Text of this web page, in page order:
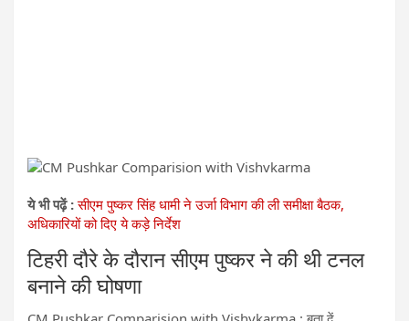
ये भी पढ़ें :सीएम पुष्कर सिंह धामी ने उर्जा विभाग की ली समीक्षा बैठक,
अधिकारियों को दिए ये कड़े निर्देश
टिहरी दौरे के दौरान सीएम पुष्कर ने की थी टनल
बनाने की घोषणा